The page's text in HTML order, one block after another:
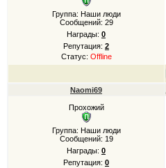
Группа: Наши люди
Сообщений: 29
Награды: 0
Репутация: 2
Статус: Offline
Naomi69
Прохожий
Группа: Наши люди
Сообщений: 19
Награды: 0
Репутация: 0